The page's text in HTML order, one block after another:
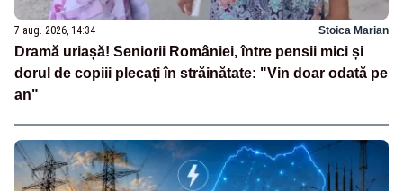
7 aug. 2026, 14:34 Stoica Marian
Dramă uriașă! Seniorii României, între pensii mici și
dorul de copiii plecați în străinătate: "Vin doar odată pe
an"